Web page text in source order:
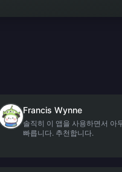
Francis Wynne
솔직히 이 앱을 사용하면서 아
빠릅니다. 추천합니다.